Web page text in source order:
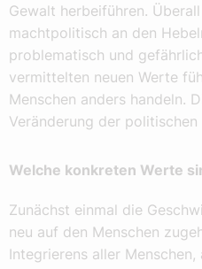
Gewalt herbeiführen.
machtpolitisch an den
problematisch und
vermittelten neuen Werte
Menschen anders handeln.
Veränderung der politischen
Welche konkreten Werte
Zunächst einmal die
neu auf den Menschen
Integrierens aller